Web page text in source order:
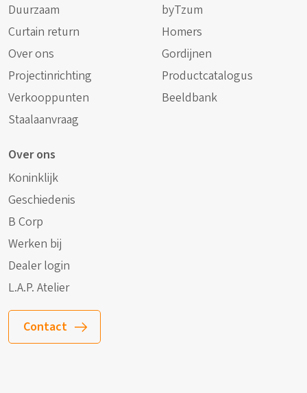
Duurzaam
Curtain return
Over ons
Projectinrichting
Verkooppunten
Staalaanvraag
byTzum
Homers
Gordijnen
Productcatalogus
Beeldbank
Over ons
Koninklijk
Geschiedenis
B Corp
Werken bij
Dealer login
L.A.P. Atelier
Contact